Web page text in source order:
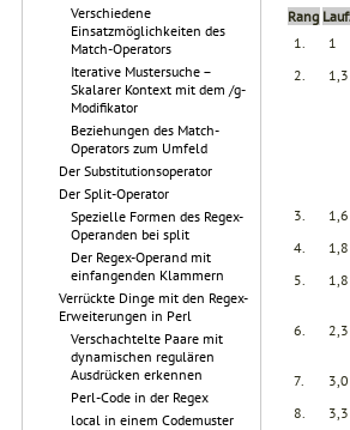
Verschiedene
Einsatzmöglichkeiten des
Match-Operators
Iterative Mustersuche –
Skalarer Kontext mit dem /g-
Modifikator
Beziehungen des Match-
Operators zum Umfeld
Der Substitutionsoperator
Der Split-Operator
Spezielle Formen des Regex-
Operanden bei split
Der Regex-Operand mit
einfangenden Klammern
Verrückte Dinge mit den Regex-
Erweiterungen in Perl
Verschachtelte Paare mit
dynamischen regulären
Ausdrücken erkennen
Perl-Code in der Regex
local in einem Codemuster
Rang
1.
1
2. 1,3
3. 1,6
4. 1,8
5. 1,8
6. 2,3
7. 3,0
8. 3,3